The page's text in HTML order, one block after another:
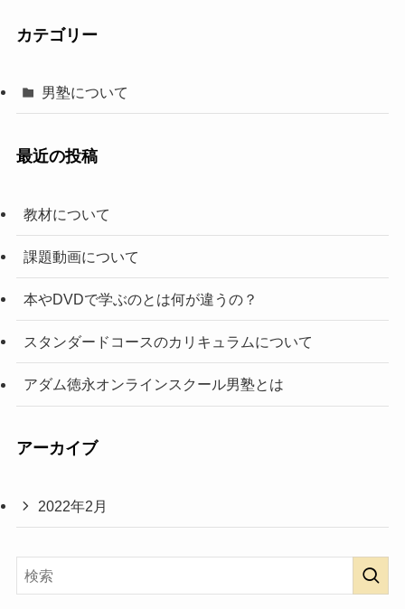
カテゴリー
男塾について
最近の投稿
教材について
課題動画について
本やDVDで学ぶのとは何が違うの？
スタンダードコースのカリキュラムについて
アダム徳永オンラインスクール男塾とは
アーカイブ
2022年2月